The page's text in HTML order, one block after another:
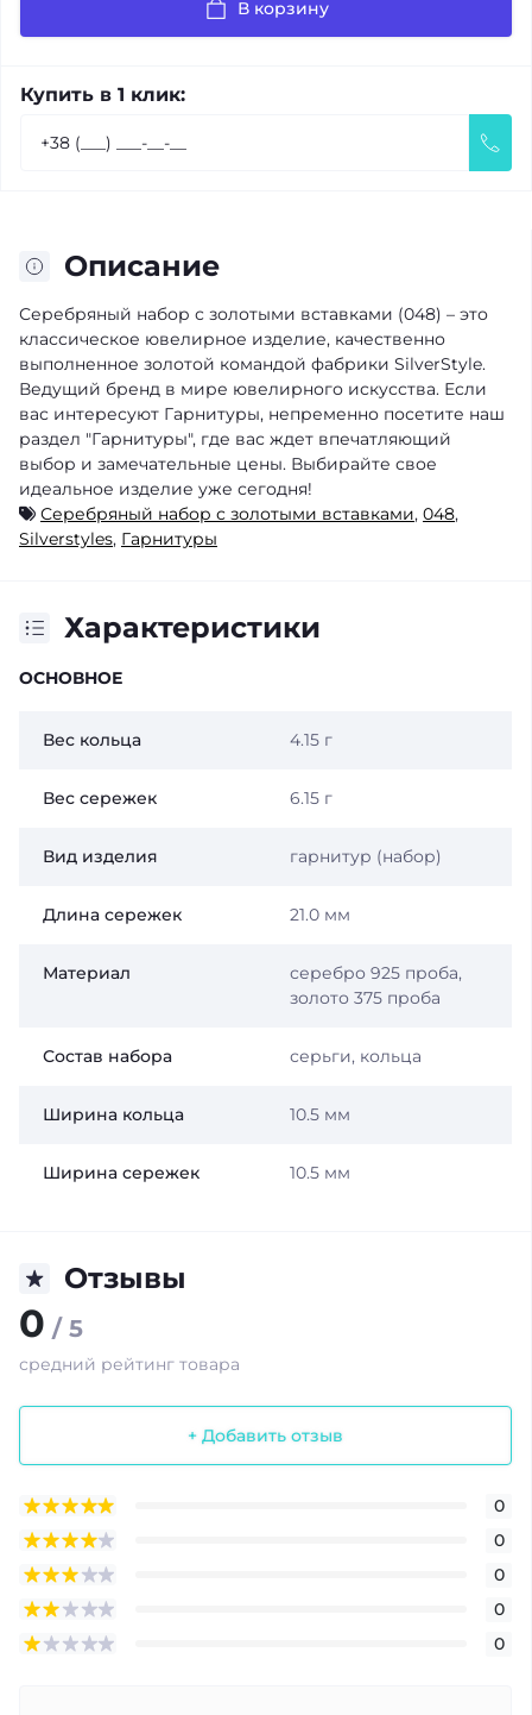
В корзину
Купить в 1 клик:
Описание
Серебряный набор с золотыми вставками (048) – это
классическое ювелирное изделие, качественно
выполненное золотой командой фабрики SilverStyle.
Ведущий бренд в мире ювелирного искусства. Если
вас интересуют Гарнитуры, непременно посетите наш
раздел "Гарнитуры", где вас ждет впечатляющий
выбор и замечательные цены. Выбирайте свое
идеальное изделие уже сегодня!
Серебряный набор с золотыми вставками, 048,
Silverstyles, Гарнитуры
Характеристики
ОСНОВНОЕ
Вес кольца 4.15 г
Вес сережек 6.15 г
Вид изделия гарнитур (набор)
Длина сережек 21.0 мм
Материал
серебро 925 проба,
золото 375 проба
Состав набора серьги, кольца
Ширина кольца 10.5 мм
Ширина сережек 10.5 мм
Отзывы
0 / 5
средний рейтинг товара
+ Добавить отзыв
0
0
0
0
0